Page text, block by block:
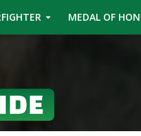
MEDAL OF